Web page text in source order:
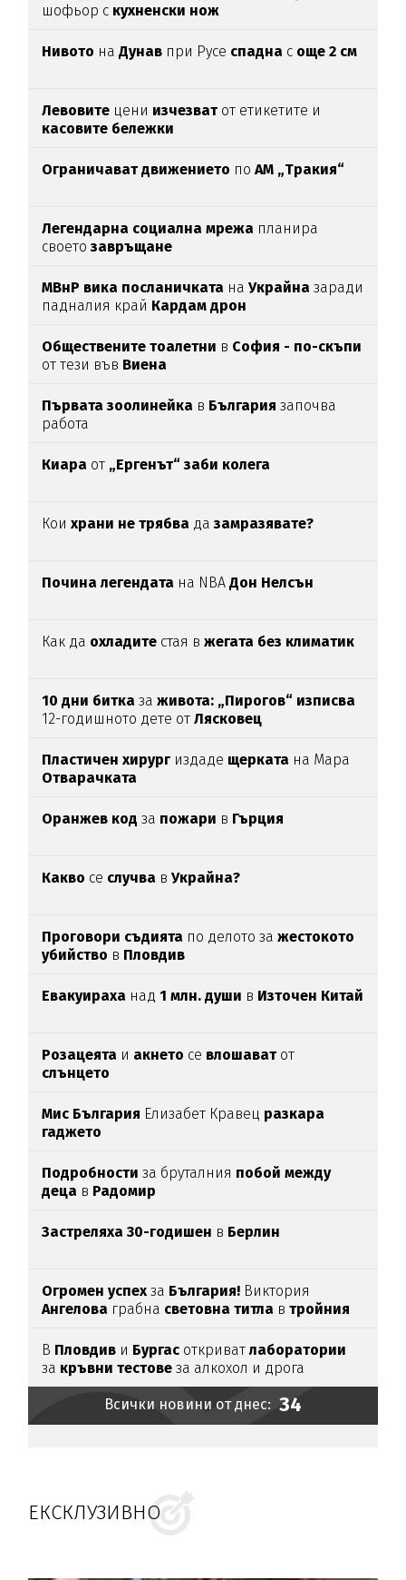
шофьор с кухненски нож
Нивото наДунав при Русе спадна с още 2 см
Левовите цени изчезват от етикетите и
касовите бележки
Ограничават движението поАМ „Тракия“
Легендарна социална мрежа планира
своетозавръщане
МВнР вика посланичката наУкрайназаради
падналия край Кардам дрон
Обществените тоалетни в София - по-скъпи
от тези във Виена
Първата зоолинейка в Българиязапочва
работа
Киара от „Ергенът“ заби колега
Коихрани не трябва дазамразявате?
Почина легендата на NBAДон Нелсън
Как да охладите стая вжегата без климатик
10 дни битка за живота: „Пирогов“ изписва
12-годишното дете отЛясковец
Пластичен хирург издаде щерката на Мара
Отварачката
Оранжев код за пожари в Гърция
Какво се случва вУкрайна?
Проговори съдията по делото зажестокото
убийство в Пловдив
Евакуираха над1 млн. души в Източен Китай
Розацеята и акнето се влошават от
слънцето
Мис България Елизабет Кравец разкара
гаджето
Подробностиза бруталния побой между
деца в Радомир
Застреляха 30-годишен в Берлин
Огромен успехза България! Виктория
Ангелова грабна световна титла в тройния
В Пловдив и Бургас откриватлаборатории
за кръвни тестовеза алкохол и дрога
Всички новини от днес: 34
ЕКСКЛУЗИВНО